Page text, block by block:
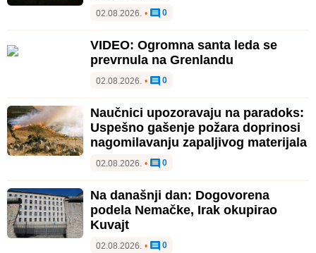
02.08.2026. • 0
VIDEO: Ogromna santa leda se
prevrnula na Grenlandu
02.08.2026. • 0
Naučnici upozoravaju na paradoks:
Uspešno gašenje požara doprinosi
nagomilavanju zapaljivog materijala
02.08.2026. • 0
Na današnji dan: Dogovorena
podela Nemačke, Irak okupirao
Kuvajt
02.08.2026. • 0